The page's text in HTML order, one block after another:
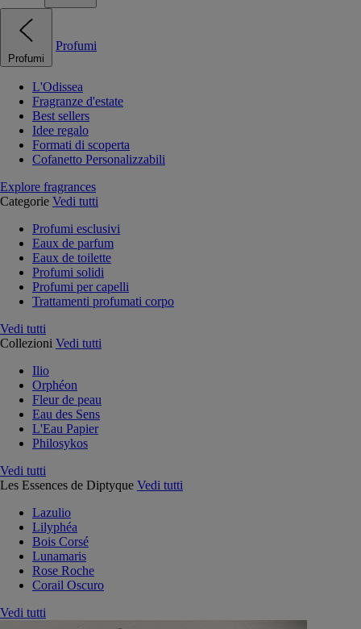
Profumi
Profumi
L'Odissea
Fragranze d'estate
Best sellers
Idee regalo
Formati di scoperta
Cofanetto Personalizzabili
Explore fragrances
Categorie Vedi tutti
Profumi esclusivi
Eaux de parfum
Eaux de toilette
Profumi solidi
Profumi per capelli
Trattamenti profumati corpo
Vedi tutti
Collezioni Vedi tutti
Ilio
Orphéon
Fleur de peau
Eau des Sens
L'Eau Papier
Philosykos
Vedi tutti
Les Essences de Diptyque Vedi tutti
Lazulio
Lilyphéa
Bois Corsé
Lunamaris
Rose Roche
Corail Oscuro
Vedi tutti